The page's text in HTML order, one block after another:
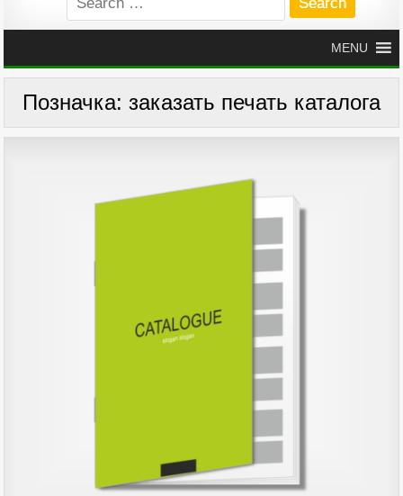
for:
MENU
Позначка: заказать печать каталога